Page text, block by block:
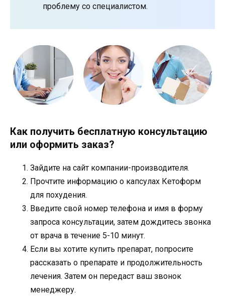
проблему со специалистом.
Как получить бесплатную консультацию
или оформить заказ?
Зайдите на сайт компании-производителя.
Прочтите информацию о капсулах Кетоформ
для похудения.
Введите свой номер телефона и имя в форму
запроса консультации, затем дождитесь звонка
от врача в течение 5-10 минут.
Если вы хотите купить препарат, попросите
рассказать о препарате и продолжительность
лечения. Затем он передаст ваш звонок
менеджеру.